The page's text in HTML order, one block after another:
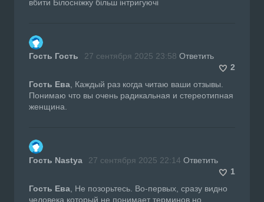
вбити Білосніжку більш інтригуючі
Гость Гость 27 сентября 2025 23:58 Ответить
2
Гость Ева , Каждый раз когда читаю ваши отзывы.
Понимаю что вы очень радикальная и стереотипная
женщина.
Гость Nastya 27 сентября 2025 22:14 Ответить
1
Гость Ева , Не позорьтесь. Во-первых, сразу видно
человека который не понимает терминов но